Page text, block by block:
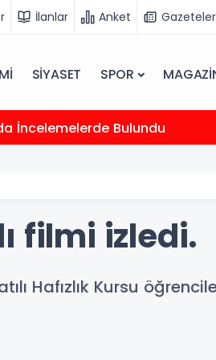
İlanlar Anket Gazeteler
SİYASET SPOR
İncelemelerde Bulundu
filmi izledi.
Hafızlık Kursu